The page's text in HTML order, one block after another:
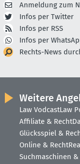
Anmeldung zum
Infos per Twitter
Infos per RSS
Infos per
Rechts-News
Weitere
Law VodcastLaw
Affiliate & Recht
Glücksspiel &
Online & Recht
Suchmaschinen &